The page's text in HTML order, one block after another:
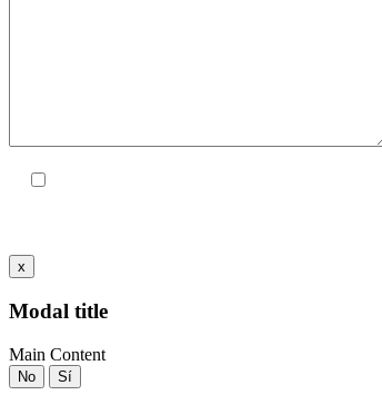
x
Modal title
Main Content
No Sí